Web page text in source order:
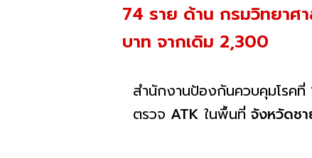
74 ราย ด้าน กรมวิทยาศ
บาท จากเดิม 2,300
สำนักงานป้องกันควบคุมโรค
ตรวจ ATK ในพื้นที่ จังหวัดช